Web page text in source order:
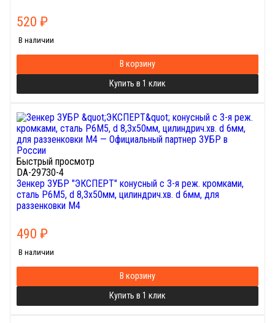
520 ₽
В наличии
В корзину
Купить в 1 клик
Быстрый просмотр
DA-29730-4
Зенкер ЗУБР "ЭКСПЕРТ" конусный с 3-я реж. кромками,
сталь P6M5, d 8,3х50мм, цилиндрич.хв. d 6мм, для
раззенковки М4
490 ₽
В наличии
В корзину
Купить в 1 клик